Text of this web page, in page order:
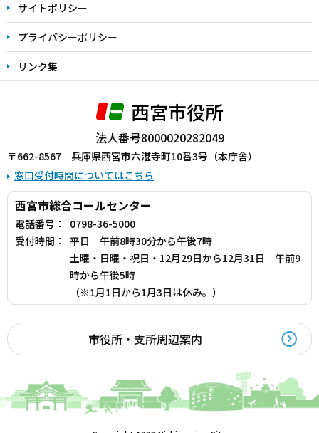
サイトポリシー
プライバシーポリシー
リンク集
西宮市役所
法人番号8000020282049
〒662-8567 兵庫県西宮市六湛寺町10番3号（本庁舎）
窓口受付時間についてはこちら
西宮市総合コールセンター
電話番号：
0798-36-5000
受付時間：
平日 午前8時30分から午後7時
土曜・日曜・祝日・12月29日から12月31日 午前9
時から午後5時
（※1月1日から1月3日は休み。）
市役所・支所周辺案内